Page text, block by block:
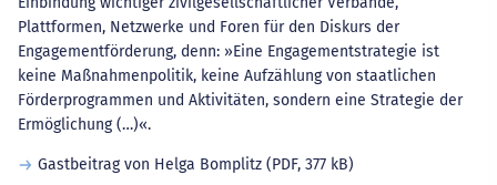
Plattformen, Netzwerke und Foren für den Diskurs der
Engagementförderung, denn: »Eine Engagementstrategie ist
keine Maßnahmenpolitik, keine Aufzählung von staatlichen
Förderprogrammen und Aktivitäten, sondern eine Strategie der
Ermöglichung (…)«.
Gastbeitrag von Helga Bomplitz(PDF, 377 kB)